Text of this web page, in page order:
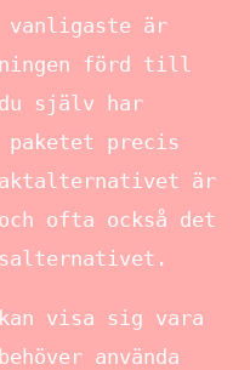
vanligaste är
förd till
själv har
precis
är
ofta också det
visa sig vara
använda